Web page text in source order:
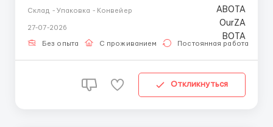
Более 70000 тысяч трудоустроенных клиентов
-Является членом REC (Конфедерации подбора и
трудоустройства персонала)Руководитель: Maria
Emate Contact details:144 Loughton Way, Buckhurst
Склад - Упаковка - Конвейер
27-07-2026
Без опыта С проживанием Постоянная работа
Откликнуться